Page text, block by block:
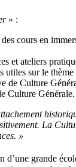
» :
cours en
et ateliers
sur le
de Culture
Culture Générale.
La
»
d’une grande